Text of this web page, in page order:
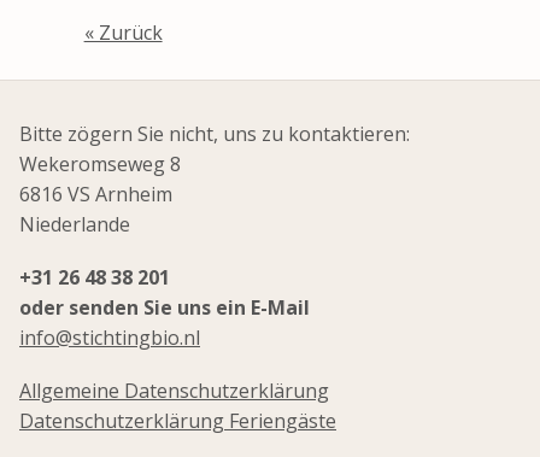
« Zurück
Bitte zögern Sie nicht, uns zu kontaktieren:
Wekeromseweg 8
6816 VS Arnheim
Niederlande
+31 26 48 38 201
oder senden Sie uns ein E-Mail
info@stichtingbio.nl
Allgemeine Datenschutzerklärung
Datenschutzerklärung Feriengäste